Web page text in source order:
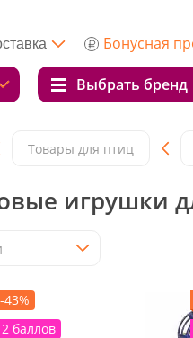
Бонусная
Выбрать бренд
Товары для птиц
игрушки
43%
баллов